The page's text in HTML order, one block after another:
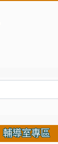
輔導室專區